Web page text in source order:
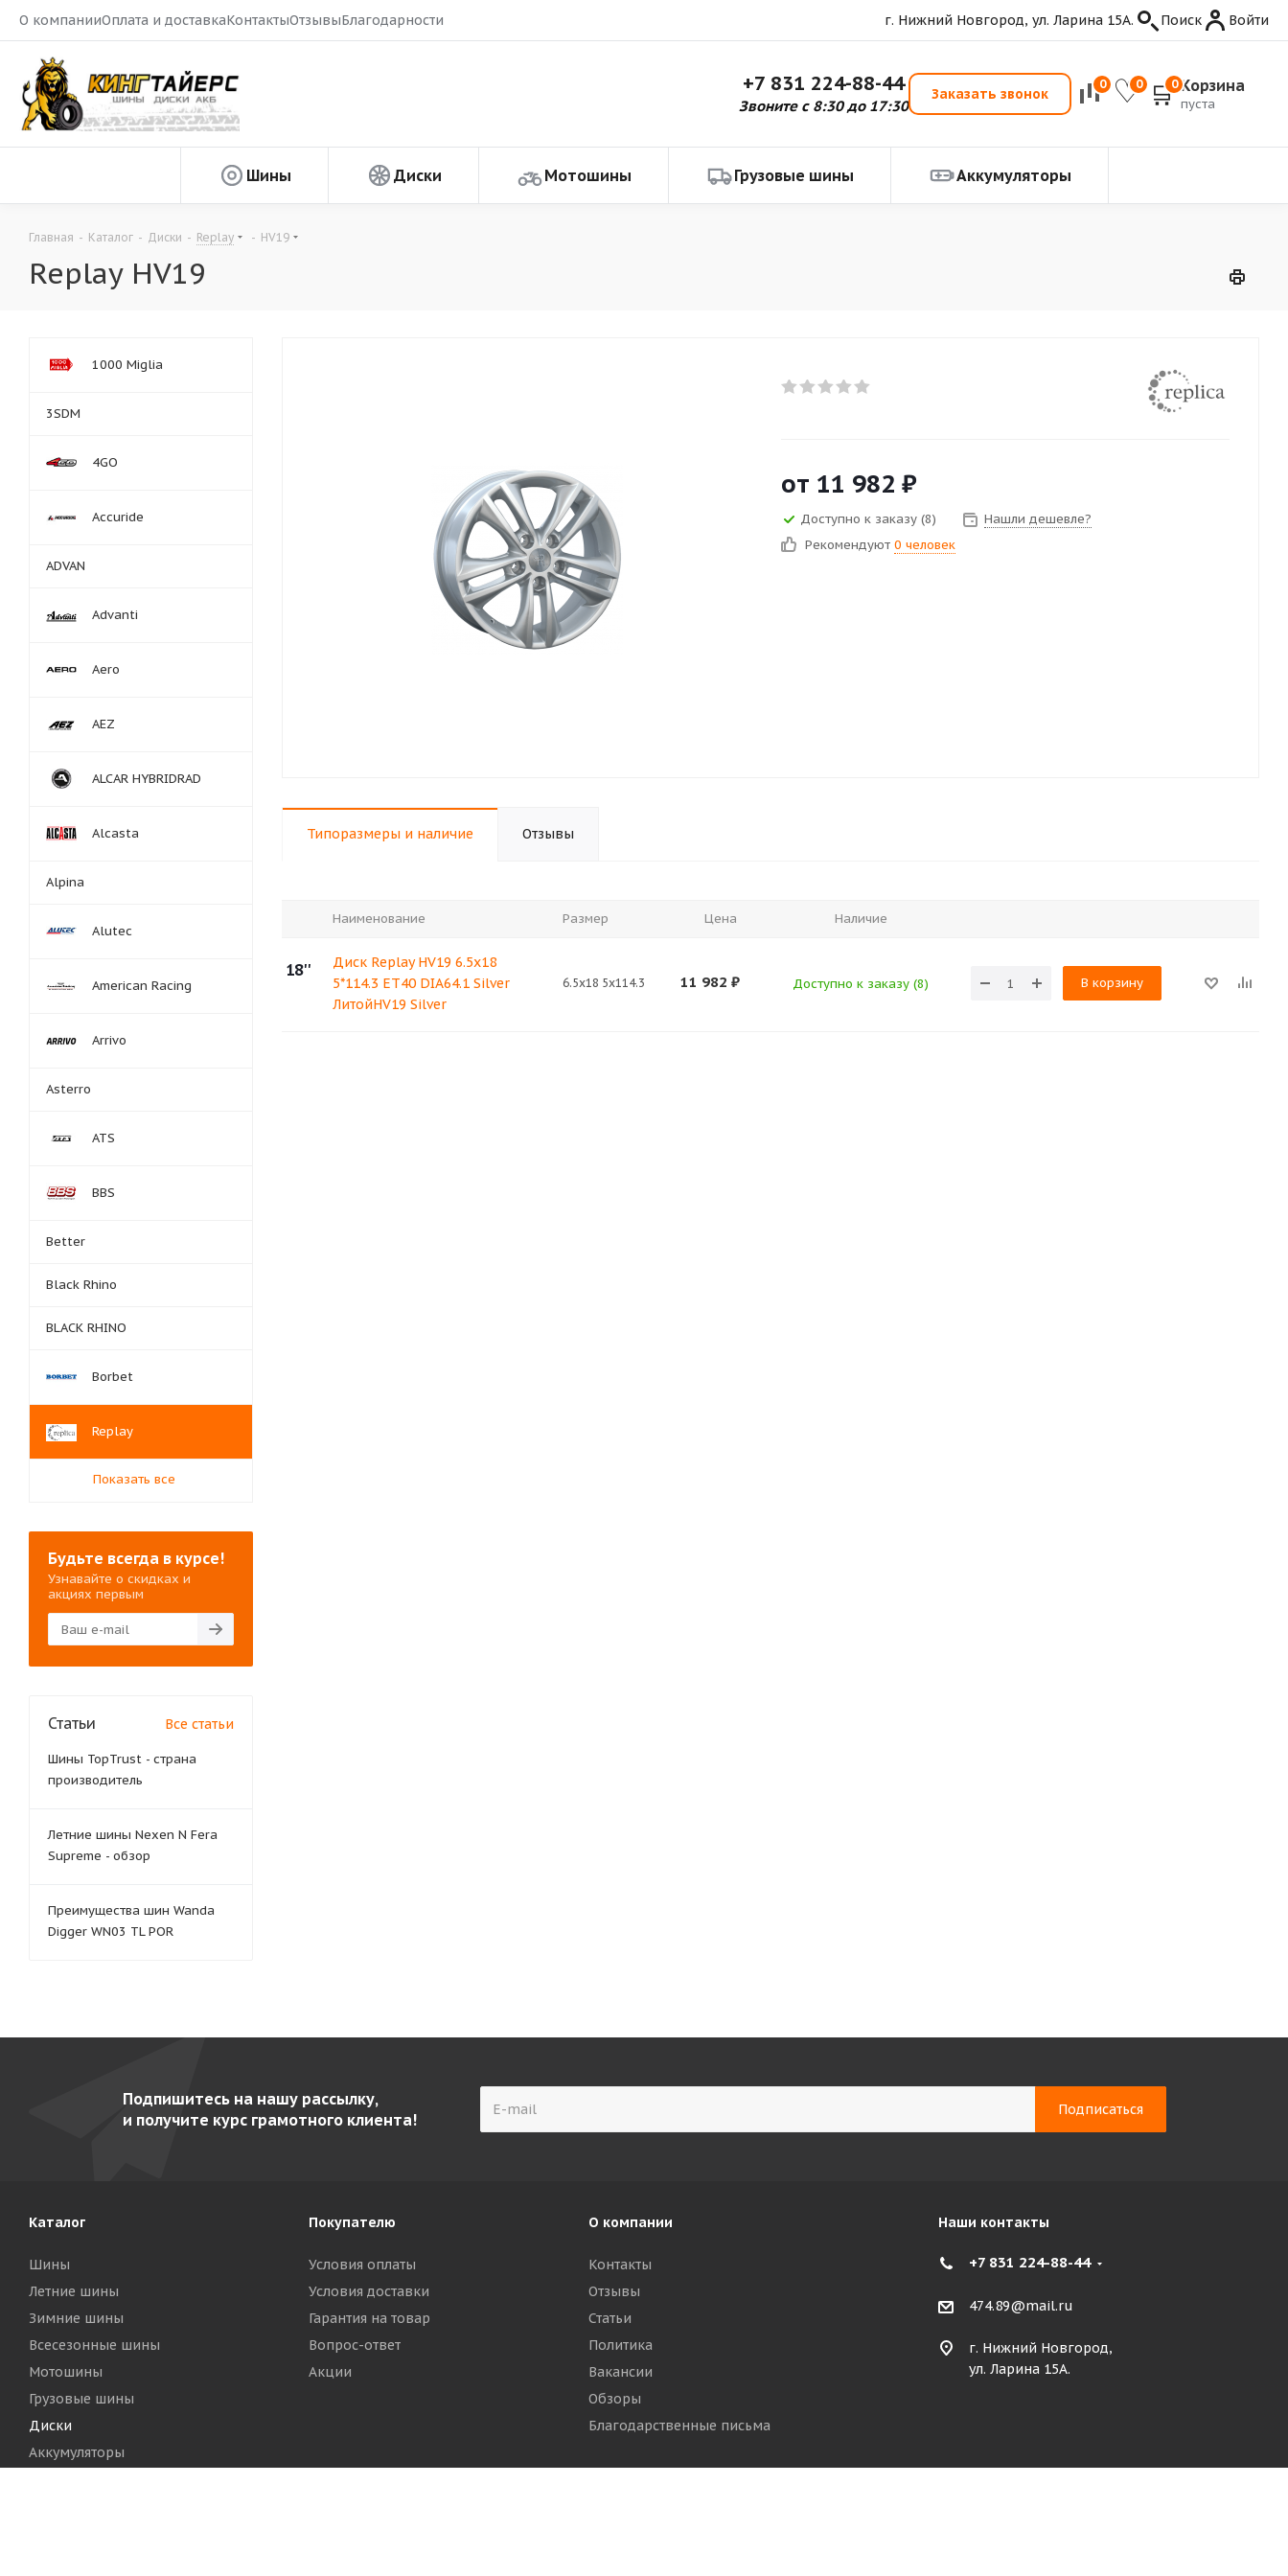
О компанииОплата и доставкаКонтактыОтзывыБлагодарности г. Нижний Новгород, ул. Ларина 15А. Поиск Войти
+7 831 224-88-44
Звоните с 8:30 до 17:30
Заказать звонок
0 0 0 Корзина
пуста
Шины Диски Мотошины Грузовые шины Аккумуляторы
Главная - Каталог - Диски - Replay - HV19
Replay HV19
от 11 982 ₽
Доступно к заказу (8)
Нашли дешевле?
Рекомендуют 0 человек
Типоразмеры и наличие Отзывы
Наименование Размер Цена Наличие
18''
Диск Replay HV19 6.5x18
5*114.3 ET40 DIA64.1 Silver
ЛитойHV19 Silver
6.5x18 5x114.3 11 982 ₽ Доступно к заказу (8) В корзину
1000 Miglia
3SDM
4GO
Accuride
ADVAN
Advanti
Aero
AEZ
ALCAR HYBRIDRAD
Alcasta
Alpina
Alutec
American Racing
Arrivo
Asterro
ATS
BBS
Better
Black Rhino
BLACK RHINO
Borbet
Replay
Показать все
Будьте всегда в курсе!
Узнавайте о скидках и
акциях первым
Статьи Все статьи
Шины TopTrust - страна
производитель
Летние шины Nexen N Fera
Supreme - обзор
Преимущества шин Wanda
Digger WN03 TL POR
Подпишитесь на нашу рассылку,
и получите курс грамотного клиента!
Каталог
Шины
Летние шины
Зимние шины
Всесезонные шины
Мотошины
Грузовые шины
Диски
Аккумуляторы
Покупателю
Условия оплаты
Условия доставки
Гарантия на товар
Вопрос-ответ
Акции
О компании
Контакты
Отзывы
Статьи
Политика
Вакансии
Обзоры
Благодарственные письма
Наши контакты
+7 831 224-88-44
474.89@mail.ru
г. Нижний Новгород,
ул. Ларина 15А.